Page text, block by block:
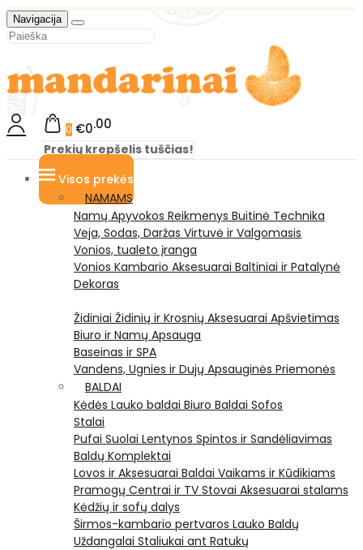
Navigacija
0 €0 00
Prekių krepšelis tuščias!
Visos prekės
NAMAMS
Namų Apyvokos Reikmenys Buitinė Technika
Veja, Sodas, Daržas Virtuvė ir Valgomasis
Vonios, tualeto įranga
Vonios Kambario Aksesuarai Baltiniai ir Patalynė
Dekoras
Židiniai Židinių ir Krosnių Aksesuarai Apšvietimas
Biuro ir Namų Apsauga
Baseinas ir SPA
Vandens, Ugnies ir Dujų Apsauginės Priemonės
BALDAI
Kėdės Lauko baldai Biuro Baldai Sofos
Stalai
Pufai Suolai Lentynos Spintos ir Sandėliavimas
Baldų Komplektai
Lovos ir Aksesuarai Baldai Vaikams ir Kūdikiams
Pramogų Centrai ir TV Stovai Aksesuarai stalams
Kėdžių ir sofų dalys
Širmos-kambario pertvaros Lauko Baldų
Uždangalai Staliukai ant Ratukų